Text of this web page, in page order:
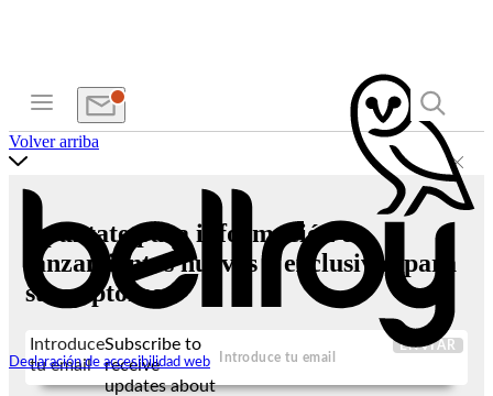
Declaración de accesibilidad web
Volver arriba
Apúntate para información de
lanzamientos nuevos y exclusivas para
suscriptores
Introduce
tu email
Subscribe to
receive
updates about
ENVIAR